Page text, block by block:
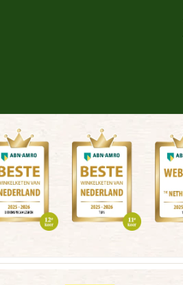
droog en vorstvrij bewaren